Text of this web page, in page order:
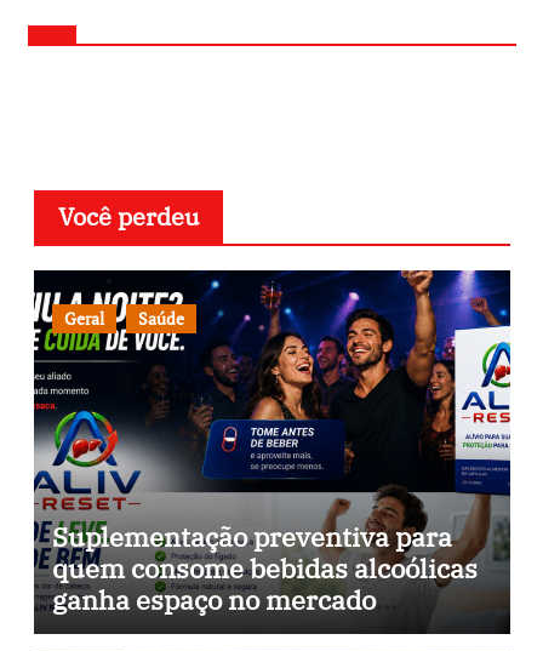
Você perdeu
Geral Saúde
Suplementação preventiva para
quem consome bebidas alcoólicas
ganha espaço no mercado
brasileiro